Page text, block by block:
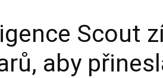
Scout
aby